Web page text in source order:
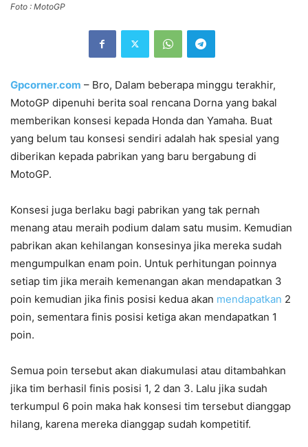
Foto : MotoGP
Gpcorner.com – Bro, Dalam beberapa minggu terakhir,
MotoGP dipenuhi berita soal rencana Dorna yang bakal
memberikan konsesi kepada Honda dan Yamaha. Buat
yang belum tau konsesi sendiri adalah hak spesial yang
diberikan kepada pabrikan yang baru bergabung di
MotoGP.
Konsesi juga berlaku bagi pabrikan yang tak pernah
menang atau meraih podium dalam satu musim. Kemudian
pabrikan akan kehilangan konsesinya jika mereka sudah
mengumpulkan enam poin. Untuk perhitungan poinnya
setiap tim jika meraih kemenangan akan mendapatkan 3
poin kemudian jika finis posisi kedua akan mendapatkan 2
poin, sementara finis posisi ketiga akan mendapatkan 1
poin.
Semua poin tersebut akan diakumulasi atau ditambahkan
jika tim berhasil finis posisi 1, 2 dan 3. Lalu jika sudah
terkumpul 6 poin maka hak konsesi tim tersebut dianggap
hilang, karena mereka dianggap sudah kompetitif.